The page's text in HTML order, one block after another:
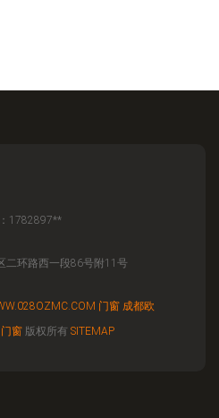
1782897**
二环路西一段86号附11号
门窗 成都欧
门窗 版权所有 SITEMAP